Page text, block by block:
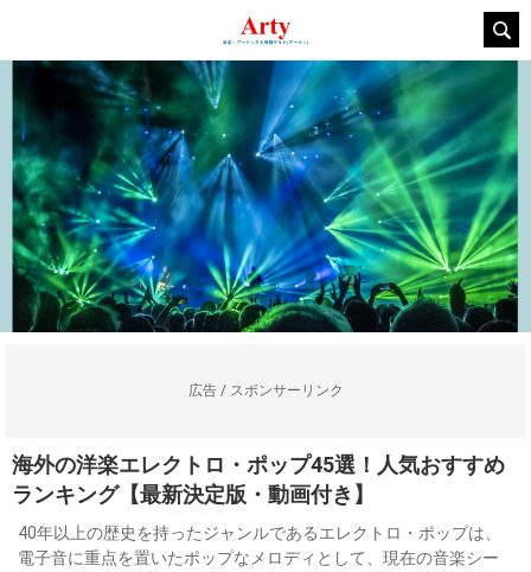
広告 / スポンサーリンク
海外の洋楽エレクトロ・ポップ45選！人気おすすめ
ランキング【最新決定版・動画付き】
40年以上の歴史を持ったジャンルであるエレクトロ・ポップは、
電子音に重点を置いたポップなメロディとして、現在の音楽シー